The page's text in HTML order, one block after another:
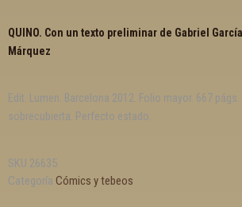
QUINO. Con un texto preliminar de Gabriel García
Márquez
Edit. Lumen. Barcelona 2012. Folio mayor. 667
sobrecubierta. Perfecto estado.
SKU 26635
Categoría Cómics y tebeos